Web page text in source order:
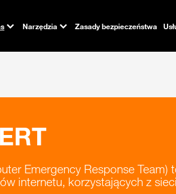
Narzędzia Zasady bezpieczeństwa
Emergency Response
internetu, korzystających z